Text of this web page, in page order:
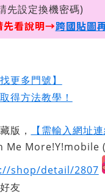
先設定換機密碼)
先看說明→跨國貼圖
更多門號】
得方法教學！
版， 【需輸入網址連
Me More!Y!mobile
shop/detail/2807
友